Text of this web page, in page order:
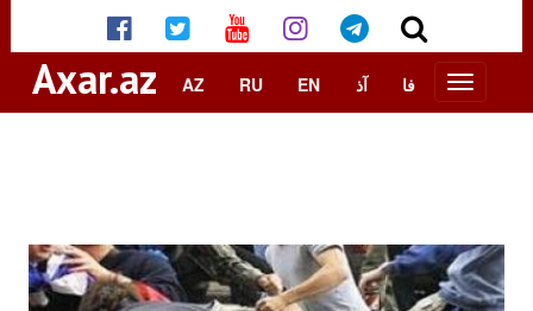
Axar.az AZ RU EN آذ فا